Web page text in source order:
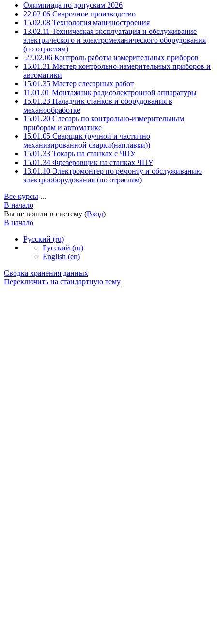
Олимпиада по допускам 2026
22.02.06 Сварочное производство
15.02.08 Технология машиностроения
13.02.11 Техническая эксплуатация и обслуживание
электрического и электромеханического оборудования
(по отраслям)
27.02.06 Контроль работы измерительных приборов
15.01.31 Мастер контрольно-измерительных приборов и
автоматики
15.01.35 Мастер слесарных работ
11.01.01 Монтажник радиоэлектронной аппаратуры
15.01.23 Наладчик станков и оборудования в
механообработке
15.01.20 Слесарь по контрольно-измерительным
приборам и автоматике
15.01.05 Сварщик (ручной и частично
механизированной сварки(наплавки))
15.01.33 Токарь на станках с ЧПУ
15.01.34 Фрезеровщик на станках ЧПУ
13.01.10 Электромонтер по ремонту и обслуживанию
электрооборудования (по отраслям)
Все курсы ...
В начало
Вы не вошли в систему (Вход)
В начало
Русский ‎(ru)‎
Русский ‎(ru)‎
English ‎(en)‎
Сводка хранения данных
Переключить на стандартную тему